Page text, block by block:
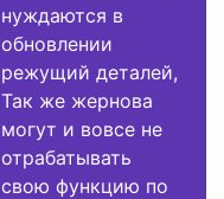
нуждаются в
обновлении
режущий деталей,
Так же жернова
могут и вовсе не
отрабатывать
свою функцию по